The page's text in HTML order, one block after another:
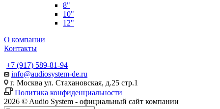
8"
10"
12"
О компании
Контакты
+7 (917) 589-81-94
info@audiosystem-de.ru
г. Москва ул. Стахановская, д.25 стр.1
Политика конфиденциальности
2026 © Audio System - официальный сайт компании